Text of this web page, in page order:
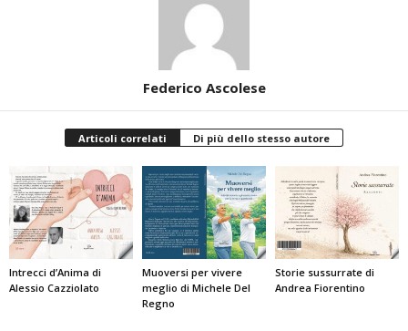
Federico Ascolese
Articoli correlati Di più dello stesso autore
Intrecci d’Anima di
Alessio Cazziolato
Muoversi per vivere
meglio di Michele Del
Regno
Storie sussurrate di
Andrea Fiorentino